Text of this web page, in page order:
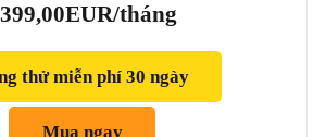
tháng
thử miễn phí 30 ngày
Mua ngay